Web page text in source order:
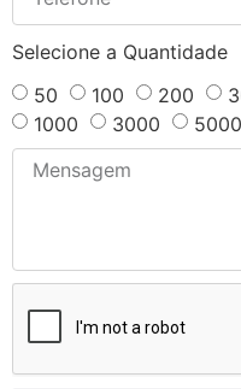
Selecione a Quantidade
50
100 200
1000
3000 5000